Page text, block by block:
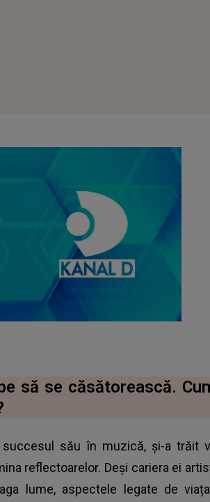
să se căsătorească.
său în muzică, și-a trăit
reflectoarelor. Deși cariera ei
lume, aspectele legate de